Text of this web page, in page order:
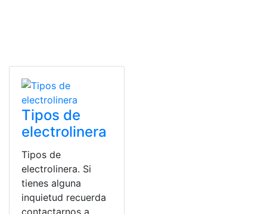
Tipos de
electrolinera
Tipos de
electrolinera. Si
tienes alguna
inquietud recuerda
contactarnos a